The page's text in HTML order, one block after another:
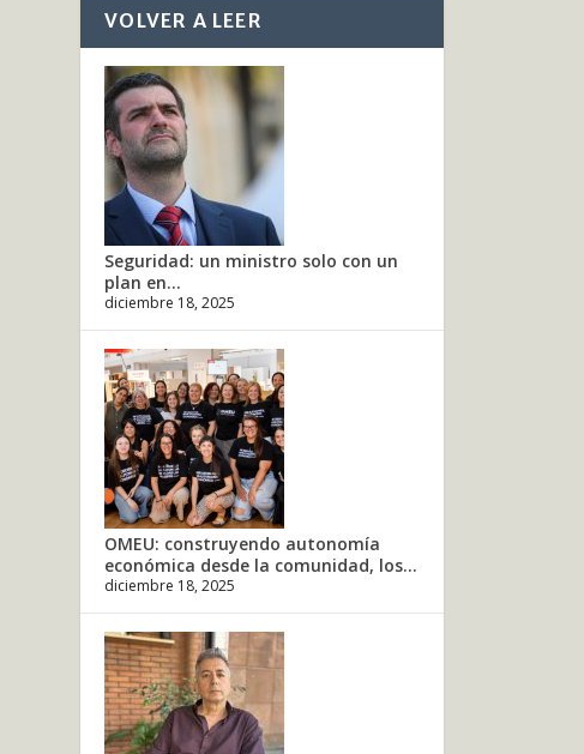
VOLVER A LEER
Seguridad: un ministro solo con un
plan en...
diciembre 18, 2025
OMEU: construyendo autonomía
económica desde la comunidad, los...
diciembre 18, 2025